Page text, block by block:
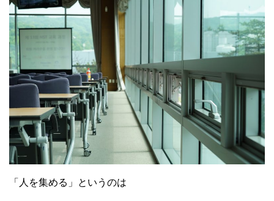
「人を集める」というのは